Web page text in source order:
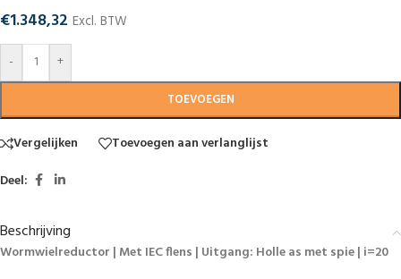
€1.348,32 Excl. BTW
-
+
TOEVOEGEN
Vergelijken
Toevoegen aan verlanglijst
Deel:
Beschrijving
Wormwielreductor | Met IEC flens | Uitgang: Holle as met spie | i=20